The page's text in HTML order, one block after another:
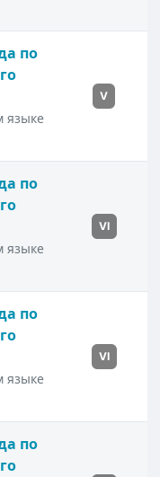
по
языке
V
по
языке
VI
по
языке
VI
по